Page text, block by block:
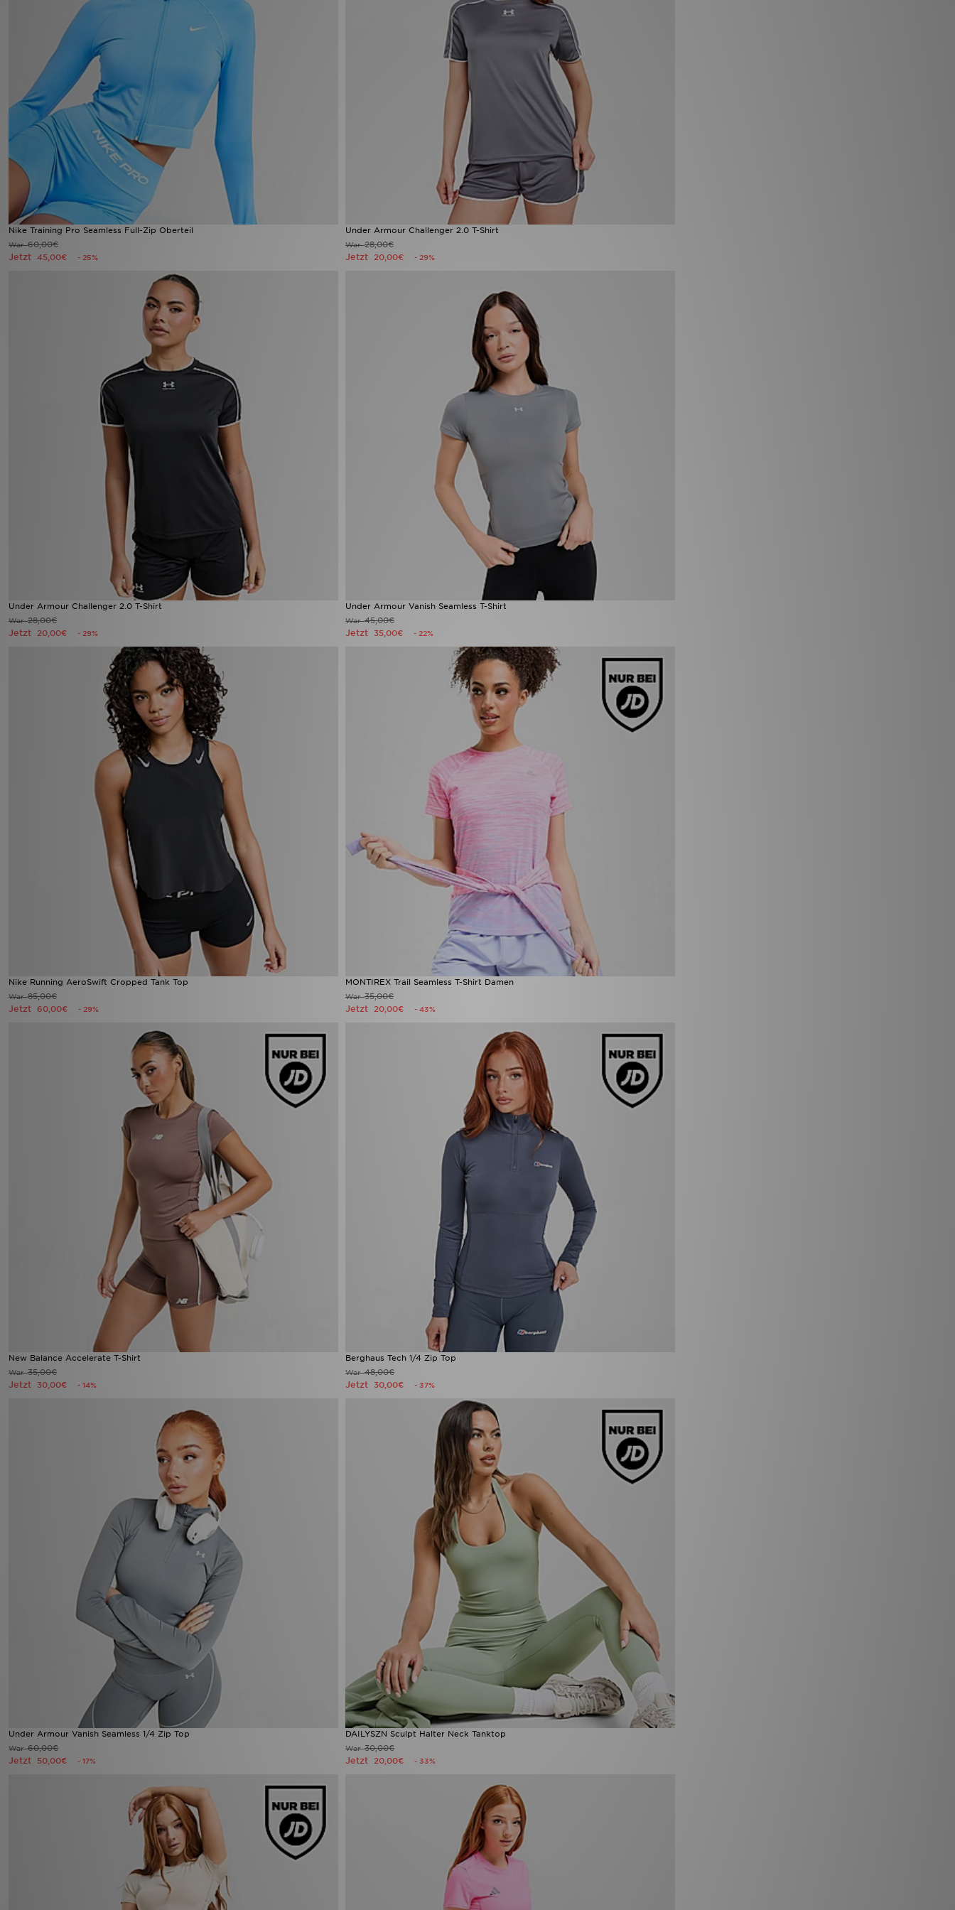
Nike Training Pro Seamless Full-Zip Oberteil
War60,00€
Jetzt 45,00€ - 25%
Under Armour Challenger 2.0 T-Shirt
War28,00€
Jetzt 20,00€ - 29%
Under Armour Challenger 2.0 T-Shirt
War28,00€
Jetzt 20,00€ - 29%
Under Armour Vanish Seamless T-Shirt
War45,00€
Jetzt 35,00€ - 22%
Nike Running AeroSwift Cropped Tank Top
War85,00€
Jetzt 60,00€ - 29%
MONTIREX Trail Seamless T-Shirt Damen
War35,00€
Jetzt 20,00€ - 43%
New Balance Accelerate T-Shirt
War35,00€
Jetzt 30,00€ - 14%
Berghaus Tech 1/4 Zip Top
War48,00€
Jetzt 30,00€ - 37%
Under Armour Vanish Seamless 1/4 Zip Top
War60,00€
Jetzt 50,00€ - 17%
DAILYSZN Sculpt Halter Neck Tanktop
War30,00€
Jetzt 20,00€ - 33%